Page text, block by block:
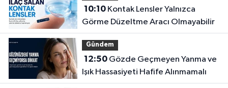
10:10Kontak Lensler Yalnızca
Görme Düzeltme Aracı Olmayabilir
Gündem
12:50Gözde Geçmeyen Yanma ve
Işık Hassasiyeti Hafife Alınmamalı